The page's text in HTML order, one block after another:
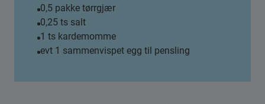
0,5 pakke tørrgjær
0,25 ts salt
1 ts kardemomme
evt 1 sammenvispet egg til pensling